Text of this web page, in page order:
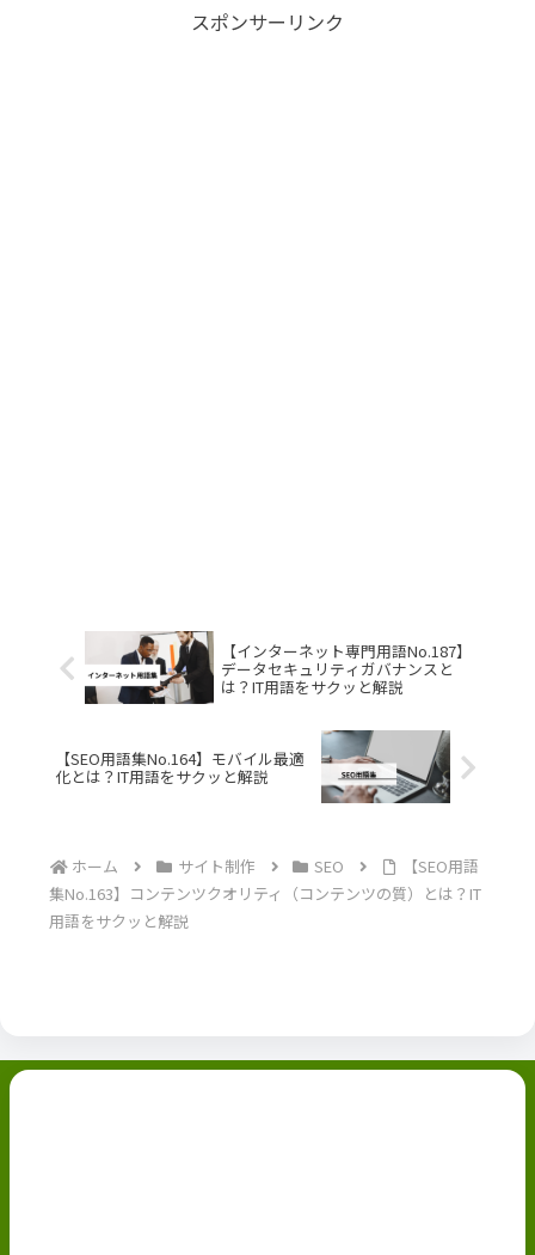
スポンサーリンク
【インターネット専門用語No.187】
データセキュリティガバナンスと
は？IT用語をサクッと解説
【SEO用語集No.164】モバイル最適
化とは？IT用語をサクッと解説
ホーム サイト制作 SEO
【SEO用語
集No.163】コンテンツクオリティ（コンテンツの質）とは？IT
用語をサクッと解説